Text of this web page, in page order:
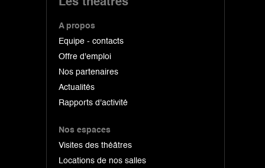
Les théâtres
A propos
Equipe - contacts
Offre d'emploi
Nos partenaires
Actualités
Rapports d'activité
Nos espaces
Visites des théâtres
Locations de nos salles